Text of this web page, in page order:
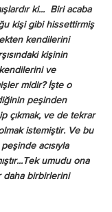
ki...  Biri acaba
kişi gibi hissettirmiş
kendilerini
kişinin
ve
midir? İşte o
peşinden
çıkmak, ve de tekrar
istemiştir. Ve bu
acısıyla
umudu ona
daha birbirlerini